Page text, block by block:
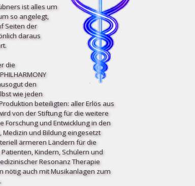
ist alles um
so angelegt,
Seiten der
daraus
die
den
wie jeden
beteiligten: aller Erlös aus
von der Stiftung für die weitere
Forschung und Entwicklung in den
Medizin und Bildung eingesetzt
ärmeren Ländern für die
Kindern, Schülern und
Resonanz Therapie
nötig auch mit Musikanlagen zum